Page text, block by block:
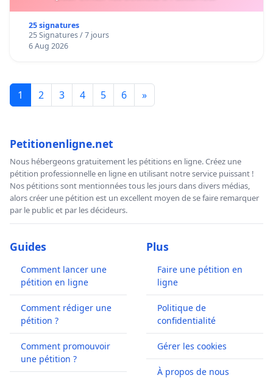
25 signatures
25 Signatures / 7 jours
6 Aug 2026
1 2 3 4 5 6 »
Petitionenligne.net
Nous hébergeons gratuitement les pétitions en ligne. Créez une
pétition professionnelle en ligne en utilisant notre service puissant !
Nos pétitions sont mentionnées tous les jours dans divers médias,
alors créer une pétition est un excellent moyen de se faire remarquer
par le public et par les décideurs.
Guides
Comment lancer une
pétition en ligne
Comment rédiger une
pétition ?
Comment promouvoir
une pétition ?
Plus
Faire une pétition en
ligne
Politique de
confidentialité
Gérer les cookies
À propos de nous